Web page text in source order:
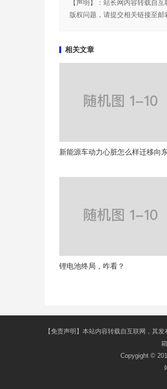
【声明】：站长网内容转载自
版权问题，请提交相关链接至
相关文章
新能源车动力心脏怎么样迁移向
锂电池终局，咋看？
【免责声明】本站内容转载自互联网，其
Copygight ©